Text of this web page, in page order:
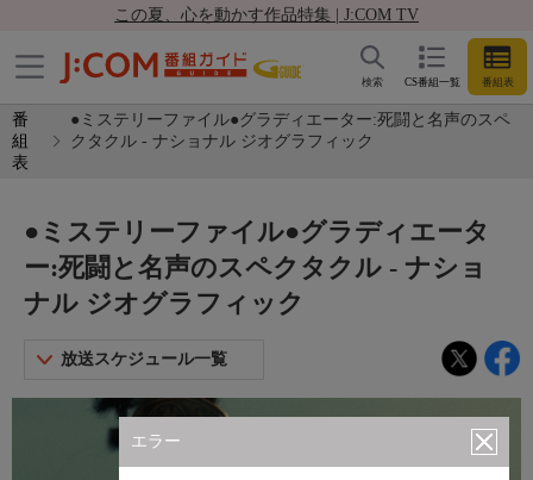
この夏、心を動かす作品特集 | J:COM TV
CS番組一覧 番組表
検索
番
組
表
●ミステリーファイル●グラディエーター:死闘と名声のスペ
クタクル - ナショナル ジオグラフィック
エラー
●ミステリーファイル●グラディエータ
ー:死闘と名声のスペクタクル - ナショ
ナル ジオグラフィック
放送スケジュール一覧